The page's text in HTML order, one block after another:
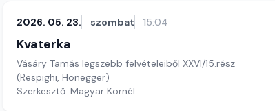
2026. 05. 23. szombat 15:04
Kvaterka
Vásáry Tamás legszebb felvételeiből XXVI/15.rész
(Respighi, Honegger)
Szerkesztő: Magyar Kornél